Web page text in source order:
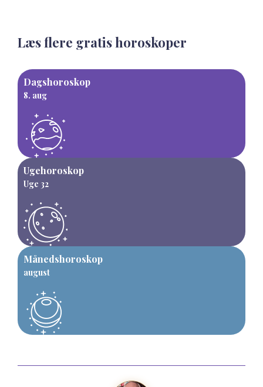
Læs flere gratis horoskoper
Dagshoroskop
8. aug
Ugehoroskop
Uge 32
Månedshoroskop
august